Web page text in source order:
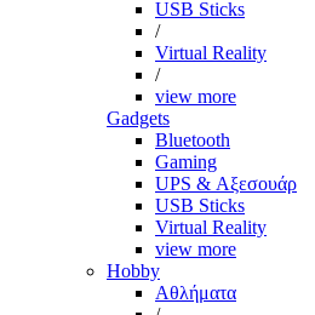
USB Sticks
/
Virtual Reality
/
view more
Gadgets
Bluetooth
Gaming
UPS & Αξεσουάρ
USB Sticks
Virtual Reality
view more
Hobby
Αθλήματα